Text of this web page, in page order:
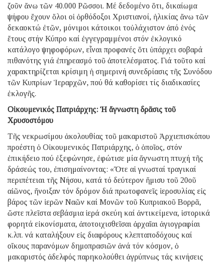
ζοῦν ἄνω τῶν 40.000 Ρῶσσοι. Μέ δεδομένο ὅτι, δικαίωμα
ψήφου ἔχουν ὅλοι οἱ ὀρθόδοξοι Χριστιανοί, ἡλικίας ἄνω τῶν
δεκαοκτώ ἐτῶν, μόνιμοι κάτοικοι τοὐλάχιστον ἀπό ἑνός
ἔτους στήν Κύπρο καί ἐγγεγραμμένοι στόν ἐκλογικό
κατάλογο ψηφοφόρων, εἶναι προφανές ὅτι ὑπάρχει σοβαρά
πιθανότης γιά ἐπηρεασμό τοῦ ἀποτελέσματος. Γιά τοῦτο καί
χαρακτηρίζεται κρίσιμη ἡ σημερινή συνεδρίασις τῆς Συνόδου
τῶν Κυπρίων Ἱεραρχῶν, πού θά καθορίσει τίς διαδικασίες
ἐκλογῆς.
Οἰκουμενικός Πατριάρχης: Ἡ ἄγνωστη δρᾶσις τοῦ
Χρυσοστόμου
Τῆς νεκρωσίμου ἀκολουθίας τοῦ μακαριστοῦ Ἀρχιεπισκόπου
προέστη ὁ Οἰκουμενικός Πατριάρχης, ὁ ὁποῖος, στόν
ἐπικήδειο πού ἐξεφώνησε, ἐφώτισε μία ἄγνωστη πτυχή τῆς
δράσεώς του, ἐπισημαίνοντας: «Ὅτε αἱ γνωσταί τραγικαί
περιπέτειαι τῆς Νήσου, κατά τό δεύτερον ἥμισυ τοῦ 20οῦ
αἰῶνος, ἤνοιξαν τόν δρόμον διά πρωτοφανεῖς ἱεροσυλίας εἰς
βάρος τῶν ἱερῶν Ναῶν καί Μονῶν τοῦ Κυπριακοῦ Βορρᾶ,
ὥστε πλεῖστα σεβάσμια ἱερά σκεύη καί ἀντικείμενα, ἱστορικά
φορητά εἰκονίσματα, ἀποτοιχισθεῖσαι ἀρχαῖαι ἁγιογραφίαι
κ.λπ. νά καταλήξουν εἰς διαφόρους κλεπταποδόχους καί
οἴκους παρανόμων δημοπρασιῶν ἀνά τόν κόσμον, ὁ
μακαριστός ἀδελφός παρηκολούθει ἀγρύπνως τάς κινήσεις